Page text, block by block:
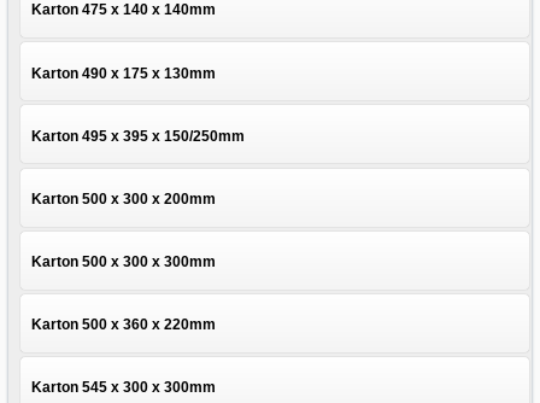
Karton 475 x 140 x 140mm
Karton 490 x 175 x 130mm
Karton 495 x 395 x 150/250mm
Karton 500 x 300 x 200mm
Karton 500 x 300 x 300mm
Karton 500 x 360 x 220mm
Karton 545 x 300 x 300mm